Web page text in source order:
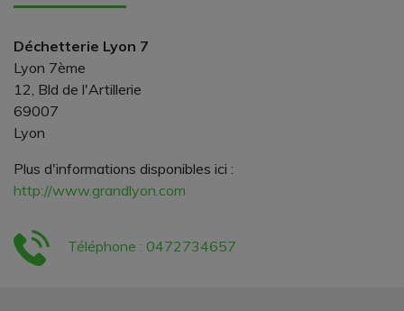
Déchetterie Lyon 7
Lyon 7ème
12, Bld de l'Artillerie
69007
Lyon
Plus d'informations disponibles ici :
http://www.grandlyon.com
Téléphone : 0472734657